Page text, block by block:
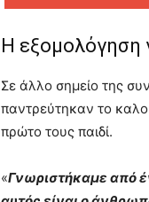
Η εξομολόγηση
Σε άλλο σημείο της
παντρεύτηκαν το
πρώτο τους παιδί.
«Γνωριστήκαμε από